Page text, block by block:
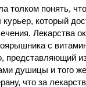
толком понять,
который
Лекарства
с
представляющий
душицы и того
что за